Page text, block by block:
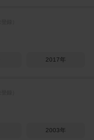
2017年
2003年